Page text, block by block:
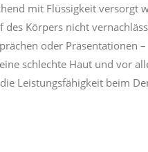
mit Flüssigkeit versorgt
Körpers nicht
oder Präsentationen
schlechte Haut und vor
Leistungsfähigkeit beim